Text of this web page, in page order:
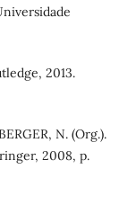
2013.
N. (Org.).
2008, p.